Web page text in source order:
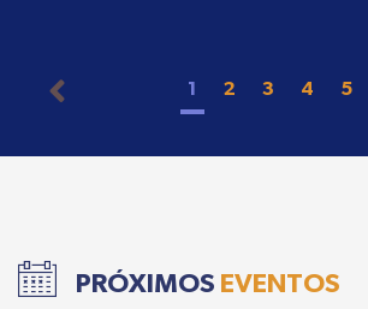
1 2 3 4 5
PRÓXIMOS EVENTOS